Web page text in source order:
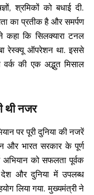
श्रमिकों को बधाई दी.
का प्रतीक है और समर्पण
कहा कि सिलक्यारा टनल
रेस्क्यू ऑपरेशन था. इससे
की एक अद्भुत मिसाल
थी नजर
पर पूरी दुनिया की नजरें
और भारत सरकार के पूर्ण
अभियान को सफलता पूर्वक
और दुनिया में उपलब्ध
लिया गया. मुख्यमंत्री ने